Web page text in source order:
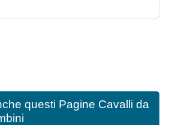
questi Pagine Cavalli da